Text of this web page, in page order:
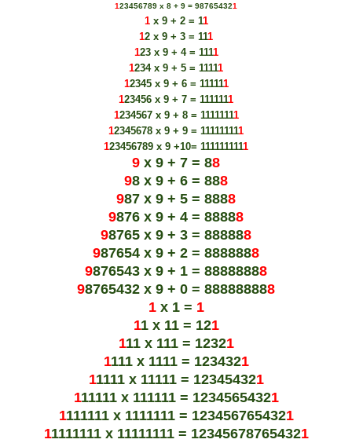
123456789 x 8 + 9 = 987654321
1x 9 + 2 = 11
12 x 9 + 3 = 111
123 x 9 + 4 = 1111
1234 x 9 + 5 = 11111
12345 x 9 + 6 = 111111
123456 x 9 + 7 = 1111111
1234567 x 9 + 8 = 11111111
12345678 x 9 + 9 = 111111111
123456789 x 9 +10= 1111111111
9 x 9 + 7 = 88
98 x 9 + 6 = 888
987 x 9 + 5 = 8888
9876 x 9 + 4 = 88888
98765 x 9 + 3 = 888888
987654 x 9 + 2 = 8888888
9876543 x 9 + 1 = 88888888
98765432 x 9 + 0 = 888888888
1x 1 = 1
11 x 11 = 121
111 x 111 = 12321
1111 x 1111 = 1234321
11111 x 11111 = 123454321
111111 x 111111 = 12345654321
1111111 x 1111111 = 1234567654321
11111111 x 11111111 = 123456787654321